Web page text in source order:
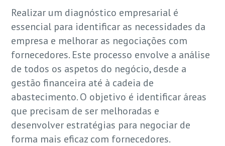
Realizar um diagnóstico empresarial é
essencial para identificar as necessidades da
empresa e melhorar as negociações com
fornecedores. Este processo envolve a análise
de todos os aspetos do negócio, desde a
gestão financeira até à cadeia de
abastecimento. O objetivo é identificar áreas
que precisam de ser melhoradas e
desenvolver estratégias para negociar de
forma mais eficaz com fornecedores.